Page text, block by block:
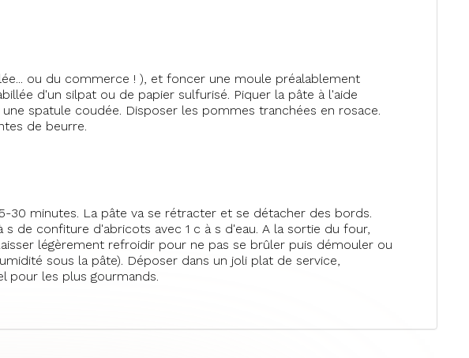
ou du commerce ! ), et foncer une moule préalablement
d'un silpat ou de papier sulfurisé. Piquer la pâte à l'aide
spatule coudée. Disposer les pommes tranchées en rosace.
de beurre.
30 minutes. La pâte va se rétracter et se détacher des bords.
de confiture d'abricots avec 1 c à s d'eau. A la sortie du four,
légèrement refroidir pour ne pas se brûler puis démouler ou
sous la pâte). Déposer dans un joli plat de service,
pour les plus gourmands.